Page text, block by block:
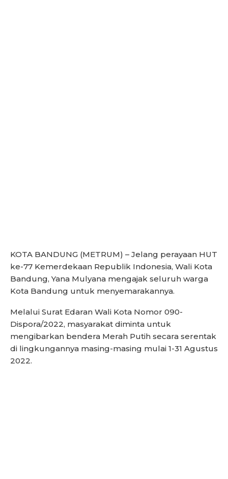
KOTA BANDUNG (METRUM) – Jelang perayaan HUT
ke-77 Kemerdekaan Republik Indonesia, Wali Kota
Bandung, Yana Mulyana mengajak seluruh warga
Kota Bandung untuk menyemarakannya.
Melalui Surat Edaran Wali Kota Nomor 090-
Dispora/2022, masyarakat diminta untuk
mengibarkan bendera Merah Putih secara serentak
di lingkungannya masing-masing mulai 1-31 Agustus
2022.